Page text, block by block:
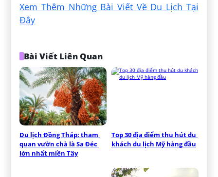
Xem Thêm Những Bài Viết Về Du Lịch Tại
Đây
Bài Viết Liên Quan
Du lịch Đồng Tháp: tham
quan vườn chà là Sa Đéc
lớn nhất miền Tây
Top 30 địa điểm thu hút du
khách du lịch Mỹ hàng đầu